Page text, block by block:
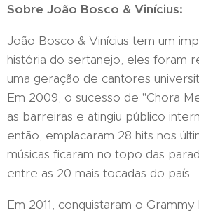
Sobre João Bosco & Vinícius:
João Bosco & Vinícius tem um
história do sertanejo, eles foram
uma geração de cantores
Em 2009, o sucesso de "Chora
as barreiras e atingiu público
então, emplacaram 28 hits nos
músicas ficaram no topo das
entre as 20 mais tocadas do país.
Em 2011, conquistaram o